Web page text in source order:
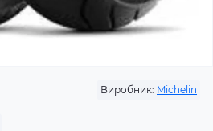
Виробник: Michelin